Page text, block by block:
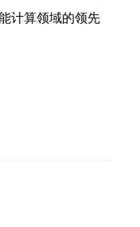
计算领域的领先